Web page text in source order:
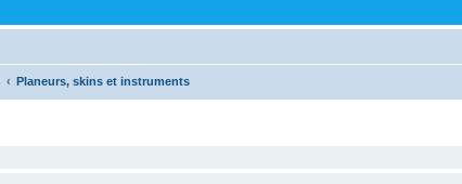
Planeurs, skins et instruments